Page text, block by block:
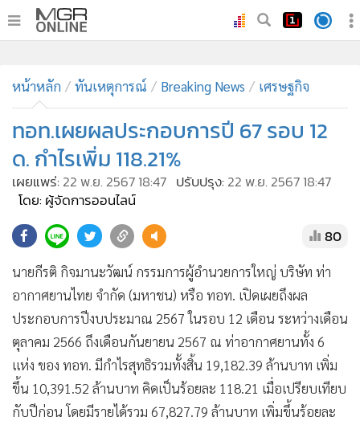
• ทันเหตุการณ์
• ภาคใต้
• ภูมิภาค
• Online Section
• บันเทิง
ผู้จัดการรายวัน
• คอลัมนิสต์
ละคร
CbizReview
• ผู้จัดกวน
• Good health & Well-being
• Green Innovation & SD
• Management & HR
หน้าหลัก ทันเหตุการณ์ Breaking News เศรษฐกิจ
ทอท.เผยผลประกอบการปี 67 รอบ 12
ด. กำไรเพิ่ม 118.21%
เผยแพร่: 22 พ.ย. 2567 18:47 ปรับปรุง: 22 พ.ย. 2567 18:47
โดย: ผู้จัดการออนไลน์
80
นายกีรติ กิจมานะวัฒน์ กรรมการผู้อำนวยการใหญ่ บริษัท ท่า
อากาศยานไทย จํากัด (มหาชน) หรือ ทอท. เปิดเผยถึงผล
ประกอบการปีงบประมาณ 2567 ในรอบ 12 เดือน ระหว่างเดือน
ตุลาคม 2566 ถึงเดือนกันยายน 2567 ณ ท่าอากาศยานทั้ง 6
แห่ง ของ ทอท. มีกำไรสุทธิรวมทั้งสิ้น 19,182.39 ล้านบาท เพิ่ม
ขึ้น 10,391.52 ล้านบาท คิดเป็นร้อยละ 118.21 เมื่อเปรียบเทียบ
กับปีก่อน โดยมีรายได้รวม 67,827.79 ล้านบาท เพิ่มขึ้นร้อยละ